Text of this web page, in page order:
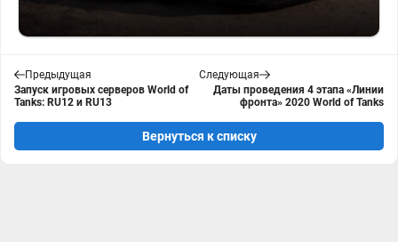
Предыдущая
Запуск игровых серверов World of
Tanks: RU12 и RU13
Следующая
Даты проведения 4 этапа «Линии
фронта» 2020 World of Tanks
Вернуться к списку